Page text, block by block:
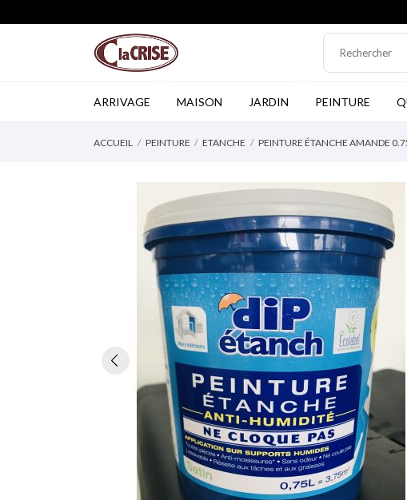
ARRIVAGE MAISON JARDIN PEINTURE
ACCUEIL PEINTURE ETANCHE PEINTURE ÉTANCHE AMANDE